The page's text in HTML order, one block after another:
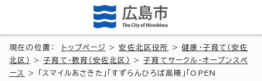
現在の位置： トップページ >安佐北区役所 >健康・子育て（安佐
北区）
>子育て・教育（安佐北区） >子育てサークル・オープンスペ
ース
> 「スマイルあさきた」「すずらんひろば高陽」「OPEN